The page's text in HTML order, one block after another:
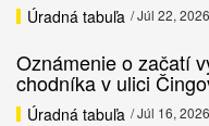
Úradná tabuľa / Júl 22, 2026
Oznámenie o začatí
chodníka v ulici
Úradná tabuľa / Júl 16, 2026